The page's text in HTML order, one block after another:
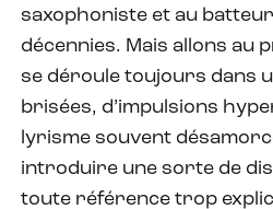
saxophoniste et au
décennies. Mais allons au
se déroule toujours dans
brisées, d’impulsions
lyrisme souvent
introduire une sorte de
toute référence trop